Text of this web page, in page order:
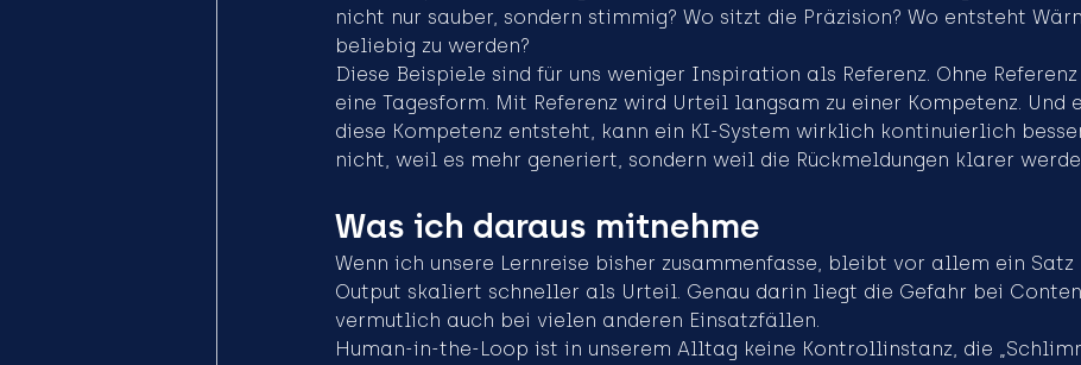
nicht nur sauber, sondern stimmig? Wo sitzt die Präzision? Wo entsteht
beliebig zu werden?
Diese Beispiele sind für uns weniger Inspiration als Referenz. Ohne
eine Tagesform. Mit Referenz wird Urteil langsam zu einer Kompetenz. Und
diese Kompetenz entsteht, kann ein KI-System wirklich kontinuierlich
nicht, weil es mehr generiert, sondern weil die Rückmeldungen klarer
Was ich daraus mitnehme
Wenn ich unsere Lernreise bisher zusammenfasse, bleibt vor allem ein Satz
Output skaliert schneller als Urteil. Genau darin liegt die Gefahr bei
vermutlich auch bei vielen anderen Einsatzfällen.
Human-in-the-Loop ist in unserem Alltag keine Kontrollinstanz, die